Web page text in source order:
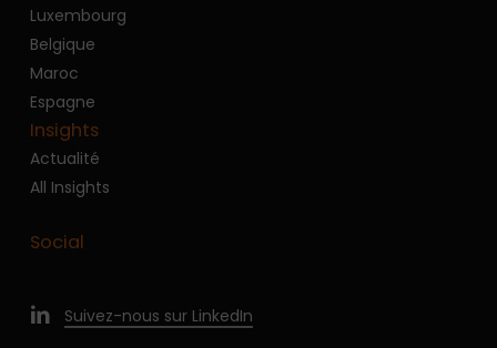
Luxembourg
Belgique
Maroc
Espagne
Insights
Actualité
All Insights
Social
Suivez-nous sur LinkedIn